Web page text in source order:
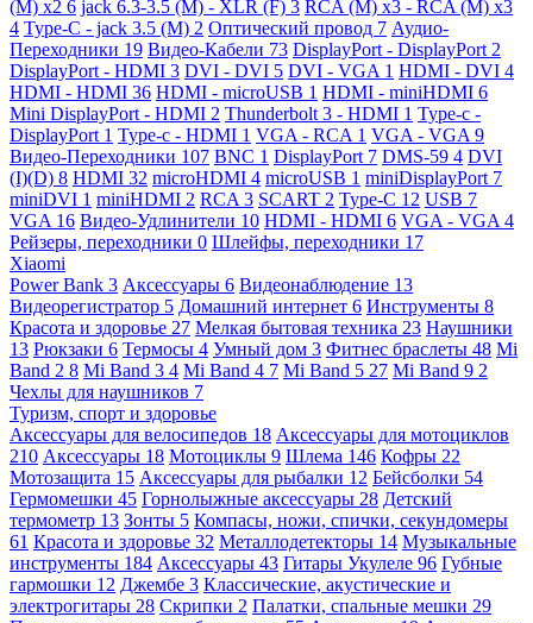
(M) x2 6 jack 6.3-3.5 (M) - XLR (F) 3 RCA (M) x3 - RCA (M) x3
4 Type-C - jack 3.5 (M) 2 Оптический провод 7 Аудио-
Переходники 19 Видео-Кабели 73 DisplayPort - DisplayPort 2
DisplayPort - HDMI 3 DVI - DVI 5 DVI - VGA 1 HDMI - DVI 4
HDMI - HDMI 36 HDMI - microUSB 1 HDMI - miniHDMI 6
Mini DisplayPort - HDMI 2 Thunderbolt 3 - HDMI 1 Type-c -
DisplayPort 1 Type-c - HDMI 1 VGA - RCA 1 VGA - VGA 9
Видео-Переходники 107 BNC 1 DisplayPort 7 DMS-59 4 DVI
(I)(D) 8 HDMI 32 microHDMI 4 microUSB 1 miniDisplayPort 7
miniDVI 1 miniHDMI 2 RCA 3 SCART 2 Type-C 12 USB 7
VGA 16 Видео-Удлинители 10 HDMI - HDMI 6 VGA - VGA 4
Рейзеры, переходники 0 Шлейфы, переходники 17
Xiaomi
Power Bank 3 Аксессуары 6 Видеонаблюдение 13
Видеорегистратор 5 Домашний интернет 6 Инструменты 8
Красота и здоровье 27 Мелкая бытовая техника 23 Наушники
13 Рюкзаки 6 Термосы 4 Умный дом 3 Фитнес браслеты 48 Mi
Band 2 8 Mi Band 3 4 Mi Band 4 7 Mi Band 5 27 Mi Band 9 2
Чехлы для наушников 7
Туризм, спорт и здоровье
Аксессуары для велосипедов 18 Аксессуары для мотоциклов
210 Аксессуары 18 Мотоциклы 9 Шлема 146 Кофры 22
Мотозащита 15 Аксессуары для рыбалки 12 Бейсболки 54
Гермомешки 45 Горнолыжные аксессуары 28 Детский
термометр 13 Зонты 5 Компасы, ножи, спички, секундомеры
61 Красота и здоровье 32 Металлодетекторы 14 Музыкальные
инструменты 184 Аксессуары 43 Гитары Укулеле 96 Губные
гармошки 12 Джембе 3 Классические, акустические и
электрогитары 28 Скрипки 2 Палатки, спальные мешки 29